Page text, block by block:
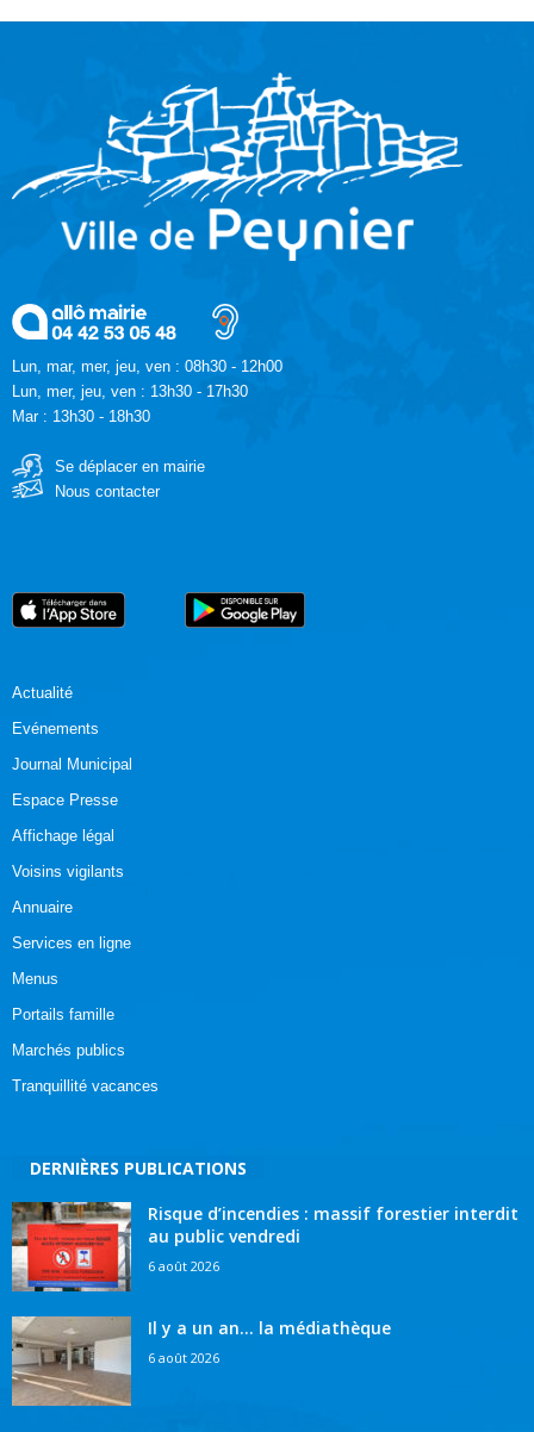
Lun, mar, mer, jeu, ven : 08h30 - 12h00
Lun, mer, jeu, ven : 13h30 - 17h30
Mar : 13h30 - 18h30
Se déplacer en mairie
Nous contacter
Actualité
Evénements
Journal Municipal
Espace Presse
Affichage légal
Voisins vigilants
Annuaire
Services en ligne
Menus
Portails famille
Marchés publics
Tranquillité vacances
DERNIÈRES PUBLICATIONS
Risque d’incendies : massif forestier interdit
au public vendredi
6 août 2026
Il y a un an… la médiathèque
6 août 2026